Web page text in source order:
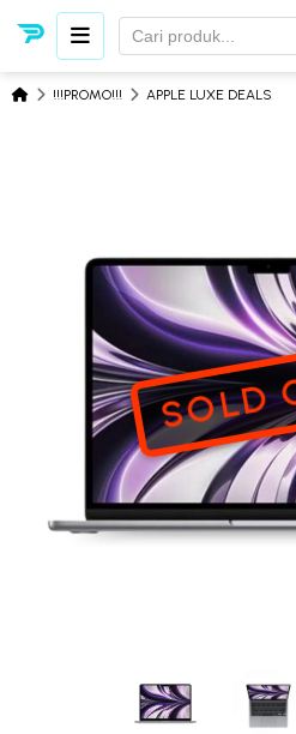
!!!PROMO!!! APPLE LUXE DEALS
SOLD